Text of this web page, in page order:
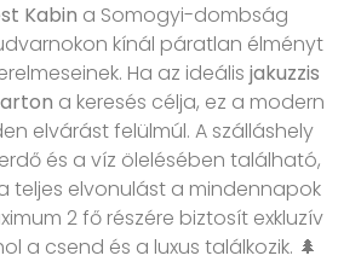
Kabin a Somogyi-dombság
kínál páratlan élményt
Ha az ideális jakuzzis
a keresés célja, ez a modern
elvárást felülmúl. A szálláshely
és a víz ölelésében található,
teljes elvonulást a mindennapok
2 fő részére biztosít exkluzív
a csend és a luxus találkozik. 🌲